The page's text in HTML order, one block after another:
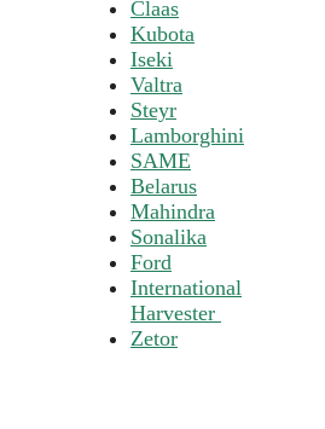
Claas
Kubota
Iseki
Valtra
Steyr
Lamborghini
SAME
Belarus
Mahindra
Sonalika
Ford
International
Harvester
Zetor